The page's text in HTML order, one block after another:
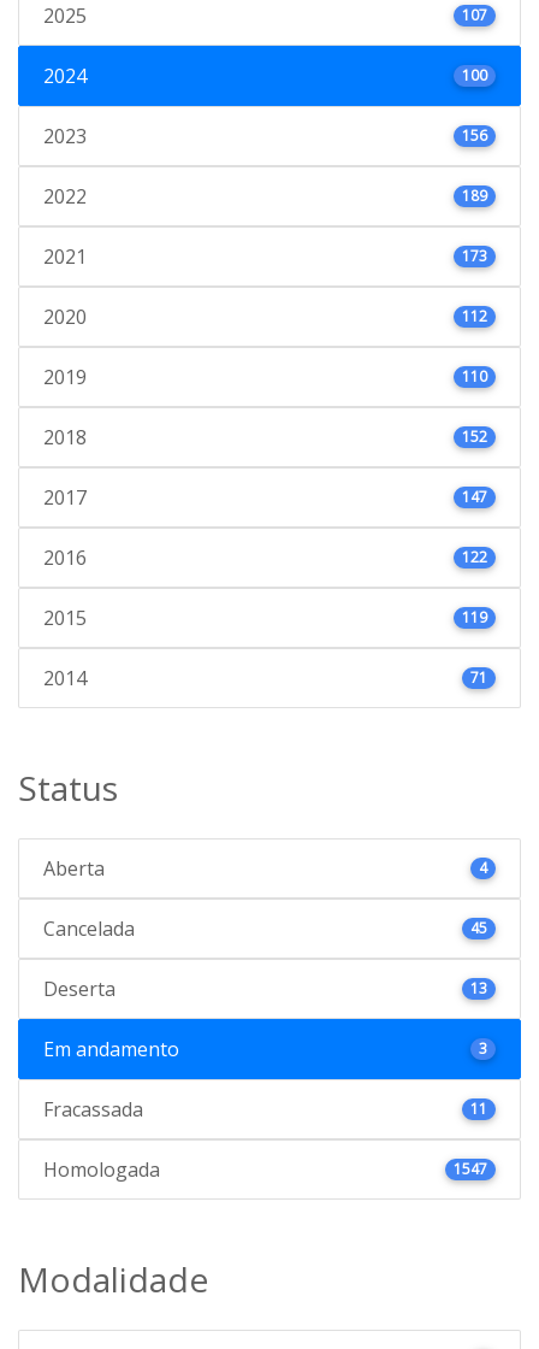
2025 107
2024 100
2023 156
2022 189
2021 173
2020 112
2019 110
2018 152
2017 147
2016 122
2015 119
2014 71
Status
Aberta 4
Cancelada 45
Deserta 13
Em andamento 3
Fracassada 11
Homologada 1547
Modalidade